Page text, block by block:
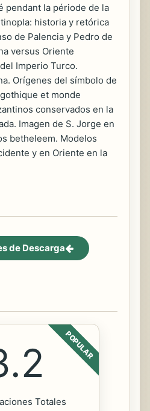
pendant la période de la
historia y retórica
de Palencia y Pedro de
versus Oriente
Imperio Turco.
Orígenes del símbolo de
et monde
conservados en la
Imagen de S. Jorge en
betheleem. Modelos
y en Oriente en la
de Descarga
POPULAR
Totales